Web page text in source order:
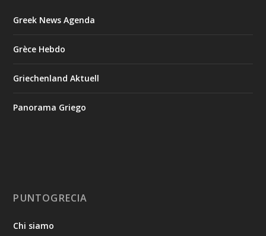
Greek News Agenda
Grèce Hebdo
Griechenland Aktuell
Panorama Griego
PUNTOGRECIA
Chi siamo